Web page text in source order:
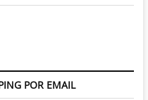
POR EMAIL